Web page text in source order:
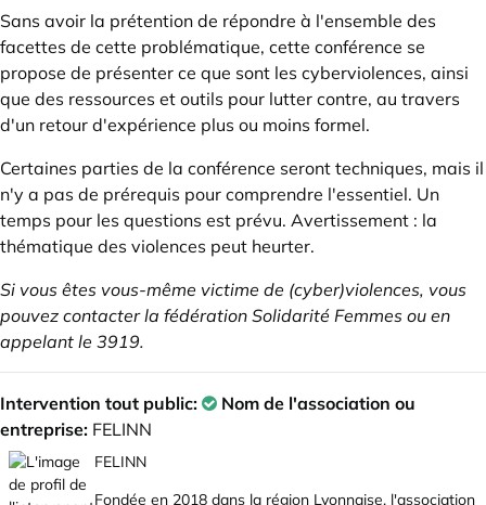
Sans avoir la prétention de répondre à l'ensemble des
facettes de cette problématique, cette conférence se
propose de présenter ce que sont les cyberviolences, ainsi
que des ressources et outils pour lutter contre, au travers
d'un retour d'expérience plus ou moins formel.
Certaines parties de la conférence seront techniques, mais il
n'y a pas de prérequis pour comprendre l'essentiel. Un
temps pour les questions est prévu. Avertissement : la
thématique des violences peut heurter.
Si vous êtes vous-même victime de (cyber)violences, vous
pouvez contacterla fédération Solidarité Femmes ou en
appelant le 3919.
Intervention tout public:
Nom de l'association ou
entreprise: FELINN
FELINN
Fondée en 2018 dans la région Lyonnaise, l'association